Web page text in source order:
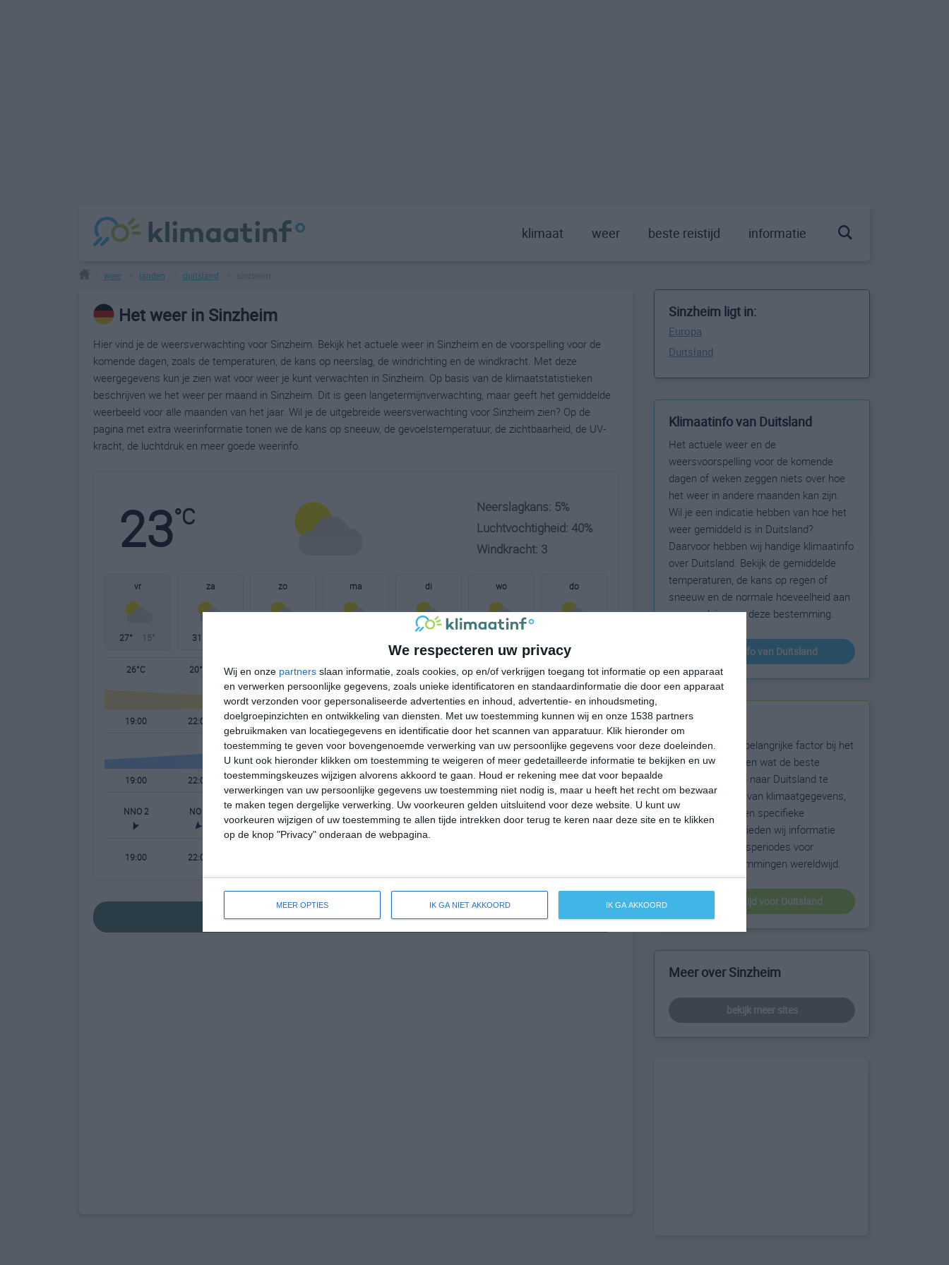
We respecteren uw privacy
Wij en onze partners slaan informatie, zoals cookies, op en/of verkrijgen toegang tot informatie op een apparaat
en verwerken persoonlijke gegevens, zoals unieke identificatoren en standaardinformatie die door een apparaat
wordt verzonden voor gepersonaliseerde advertenties en inhoud, advertentie- en inhoudsmeting,
doelgroepinzichten en ontwikkeling van diensten.
Met uw toestemming kunnen wij en onze 1538 partners
gebruikmaken van locatiegegevens en identificatie door het scannen van apparatuur. Klik hieronder om
toestemming te geven voor bovengenoemde verwerking van uw persoonlijke gegevens voor deze doeleinden.
U kunt ook hieronder klikken om toestemming te weigeren of meer gedetailleerde informatie te bekijken en uw
toestemmingskeuzes wijzigen alvorens akkoord te gaan.
Houd er rekening mee dat voor bepaalde
verwerkingen van uw persoonlijke gegevens uw toestemming niet nodig is, maar u heeft het recht om bezwaar
te maken tegen dergelijke verwerking. Uw voorkeuren gelden uitsluitend voor deze website. U kunt uw
voorkeuren wijzigen of uw toestemming te allen tijde intrekken door terug te keren naar deze site en te klikken
op de knop "Privacy" onderaan de webpagina.
MEER OPTIES IK GA NIET AKKOORD IK GA AKKOORD
klimaat weer beste reistijd informatie
weer landen duitsland
Het weer in Sinzheim
Hier vind je de weersverwachting voor Sinzheim. Bekijk het actuele weer in Sinzheim en de voorspelling voor de
komende dagen, zoals de temperaturen, de kans op neerslag, de windrichting en de windkracht. Met deze
weergegevens kun je zien wat voor weer je kunt verwachten in Sinzheim. Op basis van de klimaatstatistieken
beschrijven we het weer per maand in Sinzheim. Dit is geen langetermijnverwachting, maar geeft het gemiddelde
weerbeeld voor alle maanden van het jaar. Wil je de uitgebreide weersverwachting voor Sinzheim zien? Op de
pagina met extra weerinformatie tonen we de kans op sneeuw, de gevoelstemperatuur, de zichtbaarheid, de UV-
kracht, de luchtdruk en meer goede weerinfo.
23°C
Neerslagkans: 5%
Luchtvochtigheid: 40%
Windkracht: 3
vr
27° 15°
za
31°
zo ma di wo do
26°C 20°C 16°C 15°C 13°C 20°C 28°C 31°C
19:00 22:00 01:00 04:00 07:00 10:00 13:00 16:00
19:00 22:00 01:00 04:00 07:00 10:00 13:00 16:00
NNO 2 NO 2 NO 2 NNO 2 NNO 2 NNO 2 N 2 N 2
19:00 22:00
bekijk de uitgebreide weersverwachting voor Sinzheim
Sinzheim ligt in:
Europa
Duitsland
Klimaatinfo van Duitsland
Het actuele weer en de
weersvoorspelling voor de komende
dagen of weken zeggen niets over hoe
het weer in andere maanden kan zijn.
Wil je een indicatie hebben van hoe het
weer gemiddeld is in Duitsland?
Daarvoor hebben wij handige klimaatinfo
over Duitsland. Bekijk de gemiddelde
temperaturen, de kans op regen of
sneeuw en de normale hoeveelheid aan
zonneschijn voor deze bestemming.
klimaatinfo van Duitsland
Beste reistijd
Het weer is een belangrijke factor bij het
reizen. Wil je weten wat de beste
maanden zijn om naar Duitsland te
reizen? Op basis van klimaatgegevens,
weersextremen en specifieke
weerinformatie bieden wij informatie
over de beste reisperiodes voor
duizenden bestemmingen wereldwijd.
beste reistijd voor Duitsland
Meer over Sinzheim
bekijk meer sites